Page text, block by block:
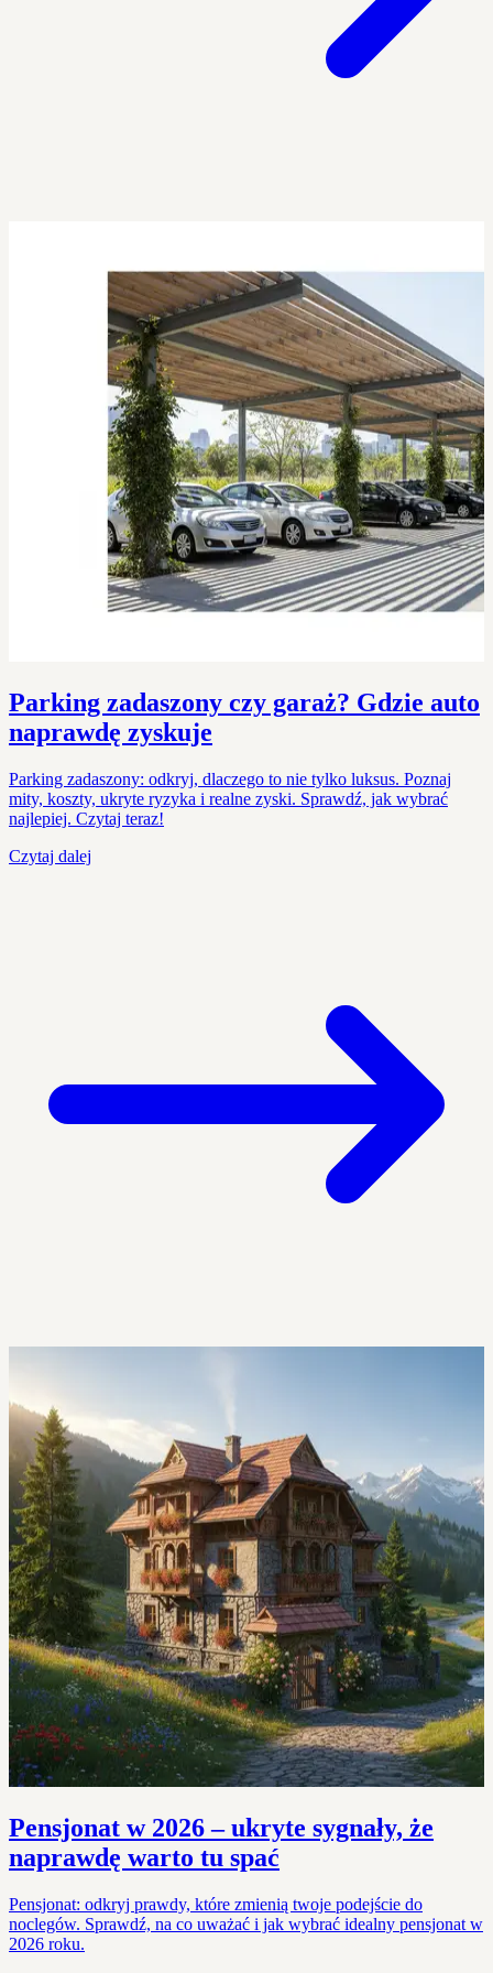
Parking zadaszony czy garaż? Gdzie auto
naprawdę zyskuje
Parking zadaszony: odkryj, dlaczego to nie tylko luksus. Poznaj
mity, koszty, ukryte ryzyka i realne zyski. Sprawdź, jak wybrać
najlepiej. Czytaj teraz!
Czytaj dalej
Pensjonat w 2026 – ukryte sygnały, że
naprawdę warto tu spać
Pensjonat: odkryj prawdy, które zmienią twoje podejście do
noclegów. Sprawdź, na co uważać i jak wybrać idealny pensjonat w
2026 roku.